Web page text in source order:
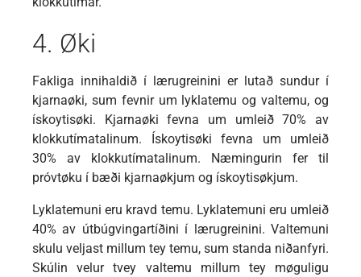
4. Øki
Fakliga innihaldið í lærugreinini er lutað sundur í
kjarnaøki, sum fevnir um lyklatemu og valtemu, og
ískoytisøki. Kjarnaøki fevna um umleið 70% av
klokkutímatalinum. Ískoytisøki fevna um umleið
30% av klokkutímatalinum. Næmingurin fer til
próvtøku í bæði kjarnaøkjum og ískoytisøkjum.
Lyklatemuni eru kravd temu. Lyklatemuni eru umleið
40% av útbúgvingartíðini í lærugreinini. Valtemuni
skulu veljast millum tey temu, sum standa niðanfyri.
Skúlin velur tvey valtemu millum tey møguligu